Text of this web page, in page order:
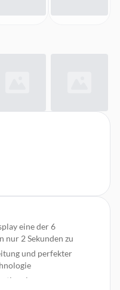
eine der 6
nur 2 Sekunden zu
und perfekter